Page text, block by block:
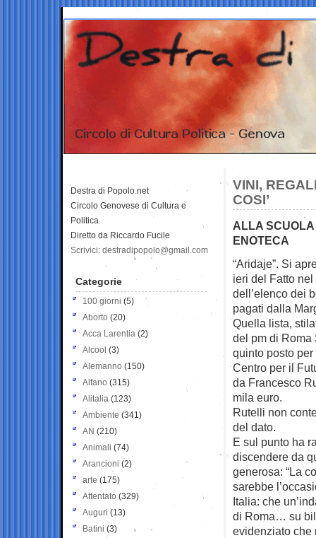
VINI,
COSI’
ALLA
ENOTECA
“Aridaje”. Si
ieri del Fatto nel
dell’elenco dei
pagati dalla
Quella lista,
del pm di Roma
quinto posto
Centro per il
da Francesco
mila euro.
Rutelli non
del dato.
E sul punto ha
discendere da
generosa: “La
sarebbe
Italia: che
di Roma… su
evidenziato che
Destra di Popolo.net
Circolo Genovese di Cultura e
Politica
Diretto da Riccardo Fucile
Scrivici: destradipopolo@gmail.com
Categorie
100 giorni (5)
Aborto (20)
Acca Larentia (2)
Alcool (3)
Alemanno (150)
Alfano (315)
Alitalia (123)
Ambiente (341)
AN (210)
Animali (74)
Arancioni (2)
arte (175)
Attentato (329)
Auguri (13)
Batini (3)